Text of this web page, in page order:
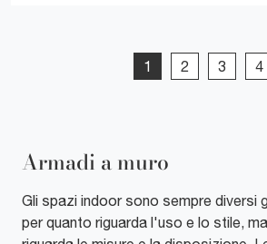
1 2 3 4
Armadi a muro
Gli spazi indoor sono sempre diversi
per quanto riguarda l'uso e lo stile,